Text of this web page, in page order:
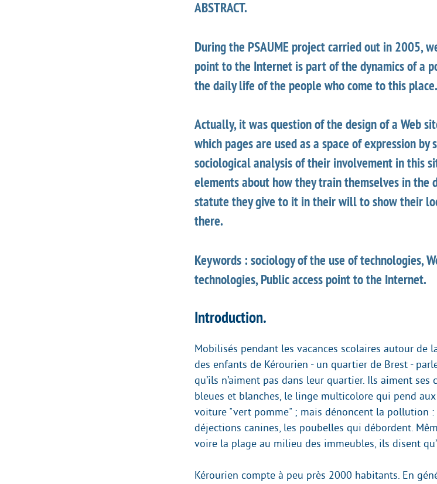
ABSTRACT.
During the PSAUME project carried out in 2005,
point to the Internet is part of the dynamics of a
the daily life of the people who come to this place.
Actually, it was question of the design of a Web
which pages are used as a space of expression by
sociological analysis of their involvement in this
elements about how they train themselves in the
statute they give to it in their will to show their
there.
Keywords : sociology of the use of technologies,
technologies, Public access point to the Internet.
Introduction.
Mobilisés pendant les vacances scolaires autour de la
des enfants de Kérourien - un quartier de Brest -
qu’ils n’aiment pas dans leur quartier. Ils aiment ses
bleues et blanches, le linge multicolore qui pend aux
voiture "vert pomme" ; mais dénoncent la pollution :
déjections canines, les poubelles qui débordent.
voire la plage au milieu des immeubles, ils disent
Kérourien compte à peu près 2000 habitants. En